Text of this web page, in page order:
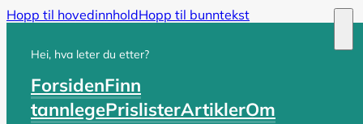
Hopp til hovedinnholdHopp til bunntekst
Hei, hva leter du etter?
ForsidenFinn
tannlegePrislisterArtiklerOm